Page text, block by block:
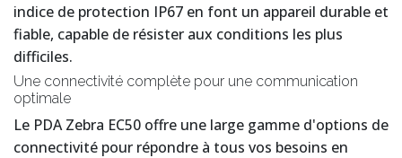
indice de protection IP67 en font un appareil durable et
fiable, capable de résister aux conditions les plus
difficiles.
Une connectivité complète pour une communication
optimale
Le PDA Zebra EC50 offre une large gamme d'options de
connectivité pour répondre à tous vos besoins en